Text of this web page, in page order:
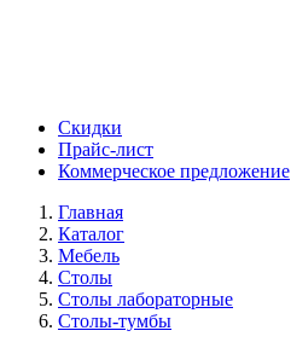
Скидки
Прайс-лист
Коммерческое предложение
Главная
Каталог
Мебель
Столы
Столы лабораторные
Столы-тумбы